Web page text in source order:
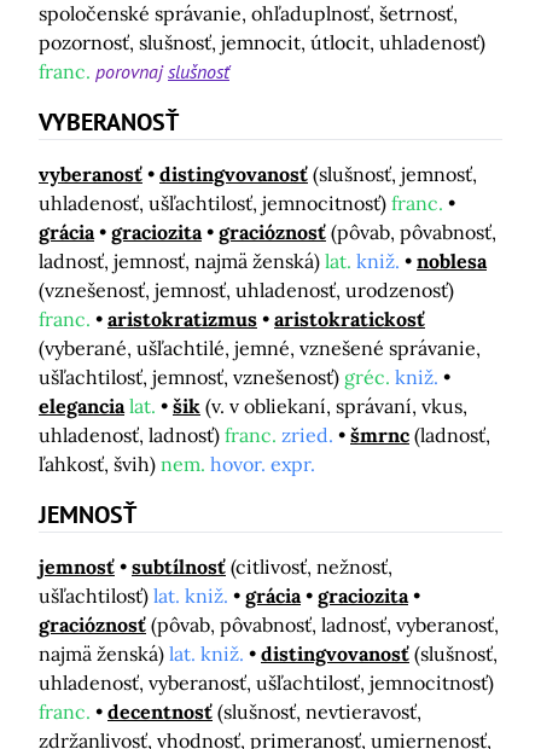
spoločenské správanie, ohľaduplnosť, šetrnosť,
pozornosť, slušnosť, jemnocit, útlocit, uhladenosť)
franc. porovnajslušnosť
VYBERANOSŤ
vyberanosť distingvovanosť (slušnosť, jemnosť,
uhladenosť, ušľachtilosť, jemnocitnosť) franc.
grácia
graciozita gracióznosť (pôvab, pôvabnosť,
ladnosť, jemnosť, najmä ženská) lat. kniž.
noblesa
(vznešenosť, jemnosť, uhladenosť, urodzenosť)
franc.
aristokratizmus
aristokratickosť
(vyberané, ušľachtilé, jemné, vznešené správanie,
ušľachtilosť, jemnosť, vznešenosť) gréc. kniž.
elegancia lat. šik (v. v obliekaní, správaní, vkus,
uhladenosť, ladnosť) franc. zried. šmrnc (ladnosť,
ľahkosť, švih) nem. hovor. expr.
JEMNOSŤ
jemnosť subtílnosť (citlivosť, nežnosť,
ušľachtilosť) lat. kniž. grácia
graciozita
gracióznosť (pôvab, pôvabnosť, ladnosť, vyberanosť,
najmä ženská) lat. kniž. distingvovanosť (slušnosť,
uhladenosť, vyberanosť, ušľachtilosť, jemnocitnosť)
franc.
decentnosť (slušnosť, nevtieravosť,
zdržanlivosť, vhodnosť, primeranosť, umiernenosť,